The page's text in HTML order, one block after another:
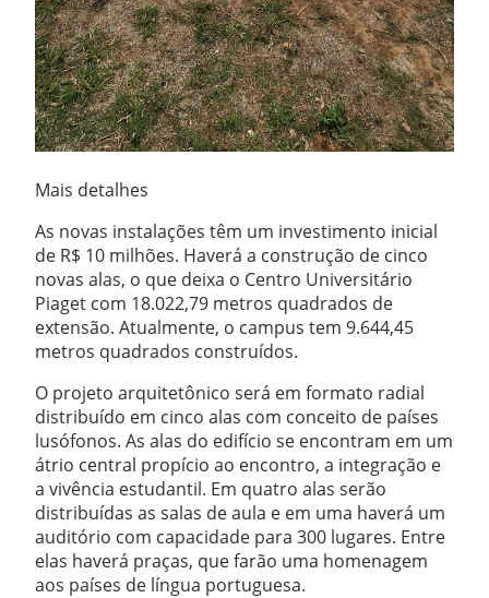
Mais detalhes
As novas instalações têm um investimento inicial
de R$ 10 milhões. Haverá a construção de cinco
novas alas, o que deixa o Centro Universitário
Piaget com 18.022,79 metros quadrados de
extensão. Atualmente, o campus tem 9.644,45
metros quadrados construídos.
O projeto arquitetônico será em formato radial
distribuído em cinco alas com conceito de países
lusófonos. As alas do edifício se encontram em um
átrio central propício ao encontro, a integração e
a vivência estudantil. Em quatro alas serão
distribuídas as salas de aula e em uma haverá um
auditório com capacidade para 300 lugares. Entre
elas haverá praças, que farão uma homenagem
aos países de língua portuguesa.